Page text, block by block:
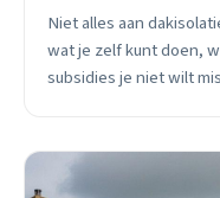
Niet alles aan
wat je zelf kunt doen,
subsidies je niet wilt